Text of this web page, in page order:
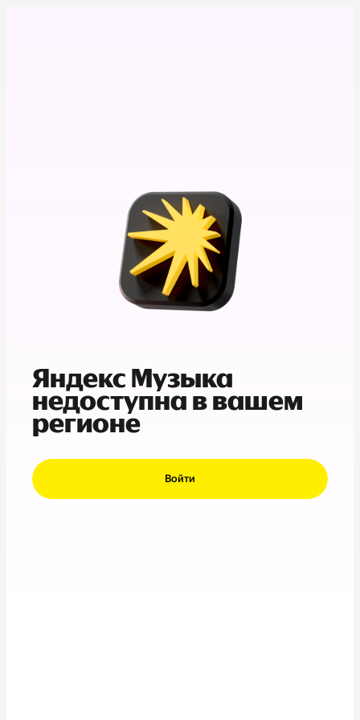
Яндекс Музыка
недоступна в вашем
регионе
Войти